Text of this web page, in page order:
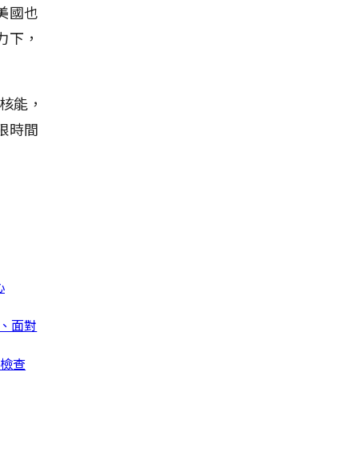
國也
下，
能，
時間
面對
查